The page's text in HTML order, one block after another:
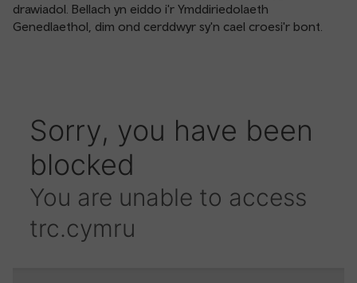
drawiadol. Bellach yn eiddo i'r Ymddiriedolaeth
Genedlaethol, dim ond cerddwyr sy'n cael croesi'r bont.